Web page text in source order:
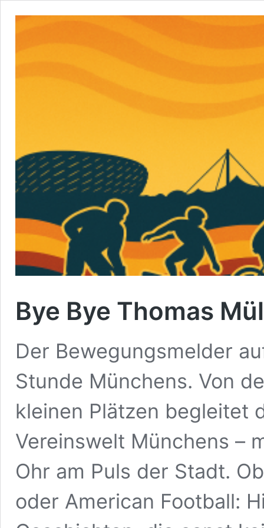
Bye Bye Thomas
Der Bewegungsmelder
Stunde Münchens. Von
kleinen Plätzen begleitet
Vereinswelt Münchens –
Ohr am Puls der Stadt.
oder American Football: